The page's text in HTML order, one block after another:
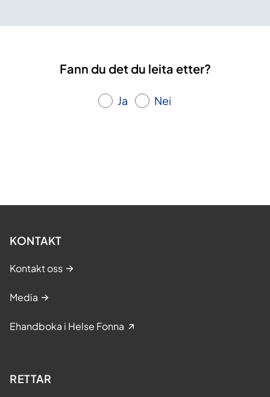
Fann du det du leita etter?
Ja Nei
KONTAKT
Kontakt oss
Media
Ehandboka i Helse Fonna
RETTAR